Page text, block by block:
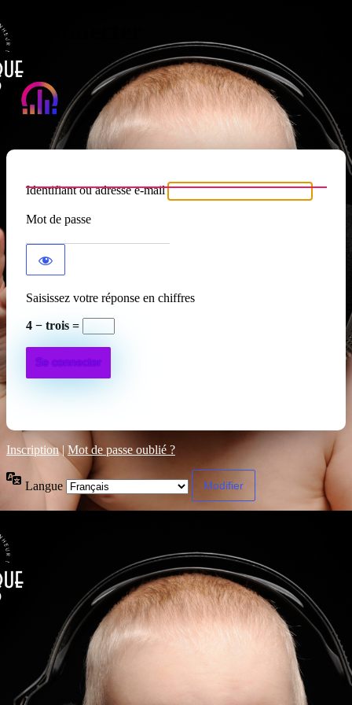
Se connecter
Atypique RADIO
Identifiant ou adresse e-mail
Mot de passe
Saisissez votre réponse en chiffres
4 − trois =
Inscription| Mot de passe oublié ?
Langue